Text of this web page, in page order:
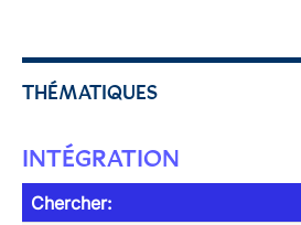
THÉMATIQUES
INTÉGRATION
Chercher: